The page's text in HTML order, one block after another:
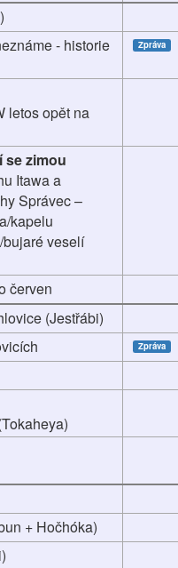
- historie
Zpráva
letos opět na
se zimou
Itawa a
Správec –
kapelu
veselí
červen
(Jestřábi)
Zpráva
+ Hočhóka)